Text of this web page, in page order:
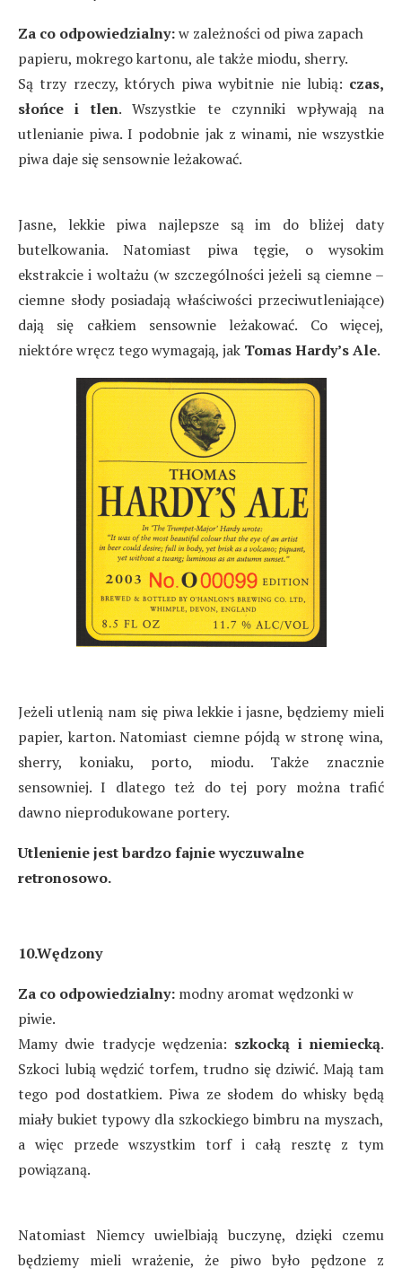
Za co odpowiedzialny:w zależności od piwa zapach
papieru, mokrego kartonu, ale także miodu, sherry.
Są trzy rzeczy, których piwa wybitnie nie lubią: czas,
słońce i tlen. Wszystkie te czynniki wpływają na
utlenianie piwa. I podobnie jak z winami, nie wszystkie
piwa daje się sensownie leżakować.
Jasne, lekkie piwa najlepsze są im do bliżej daty
butelkowania. Natomiast piwa tęgie, o wysokim
ekstrakcie i woltażu (w szczególności jeżeli są ciemne –
ciemne słody posiadają właściwości przeciwutleniające)
dają się całkiem sensownie leżakować. Co więcej,
niektóre wręcz tego wymagają, jak Tomas Hardy’s Ale.
Jeżeli utlenią nam się piwa lekkie i jasne, będziemy mieli
papier, karton. Natomiast ciemne pójdą w stronę wina,
sherry, koniaku, porto, miodu. Także znacznie
sensowniej. I dlatego też do tej pory można trafić
dawno nieprodukowane portery.
Utlenienie jest bardzo fajnie wyczuwalne
retronosowo.
10.Wędzony
Za co odpowiedzialny: modny aromat wędzonki w
piwie.
Mamy dwie tradycje wędzenia: szkocką i niemiecką.
Szkoci lubią wędzić torfem, trudno się dziwić. Mają tam
tego pod dostatkiem. Piwa ze słodem do whisky będą
miały bukiet typowy dla szkockiego bimbru na myszach,
a więc przede wszystkim torf i całą resztę z tym
powiązaną.
Natomiast Niemcy uwielbiają buczynę, dzięki czemu
będziemy mieli wrażenie, że piwo było pędzone z